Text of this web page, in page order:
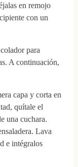
en remojo
con un
para
A continuación,
capa y corta en
quítale el
una cuchara.
Lava
e intégralos